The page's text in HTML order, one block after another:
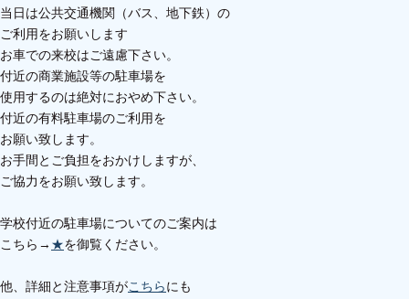
当日は公共交通機関（バス、地下鉄）の
ご利用をお願いします
お車での来校はご遠慮下さい。
付近の商業施設等の駐車場を
使用するのは絶対におやめ下さい。
付近の有料駐車場のご利用を
お願い致します。
お手間とご負担をおかけしますが、
ご協力をお願い致します。
学校付近の駐車場についてのご案内は
こちら→ ★を御覧ください。
他、詳細と注意事項がこちらにも